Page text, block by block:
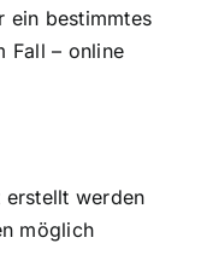
ein bestimmtes
Fall – online
erstellt werden
möglich